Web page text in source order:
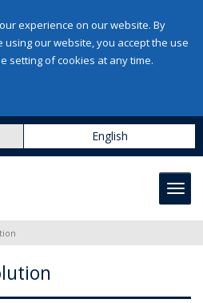
experience on our website. By
our website, you accept the use
setting of cookies at any time.
English